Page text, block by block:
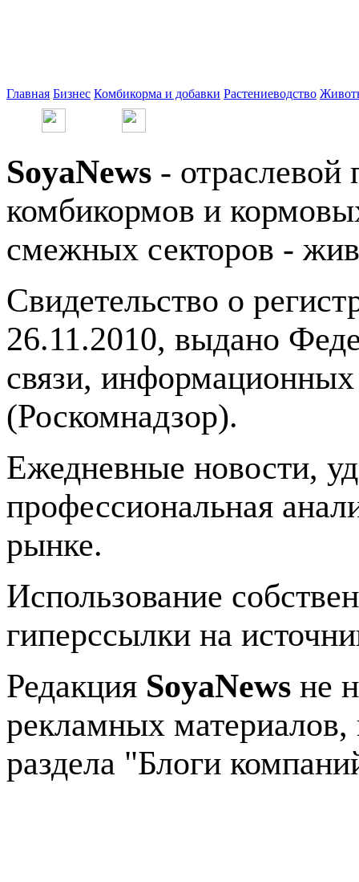
Главная Бизнес Комбикорма и добавки Растениеводство
SoyaNews - отраслевой
комбикормов и
смежных секторов -
Свидетельство о
26.11.2010, выдано
связи,
(Роскомнадзор).
Ежедневные новости,
профессиональная
рынке.
Использование
гиперссылки на
Редакция SoyaNews не
рекламных
раздела "Блоги